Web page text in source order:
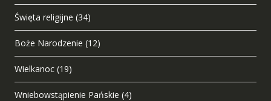
Święta religijne (34)
Boże Narodzenie (12)
Wielkanoc (19)
Wniebowstąpienie Pańskie (4)